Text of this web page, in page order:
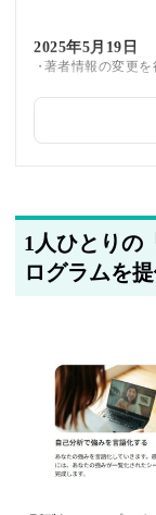
2025年5月19日
著者情報の変更を
関連企業の紹介
1人ひとりの
ログラムを